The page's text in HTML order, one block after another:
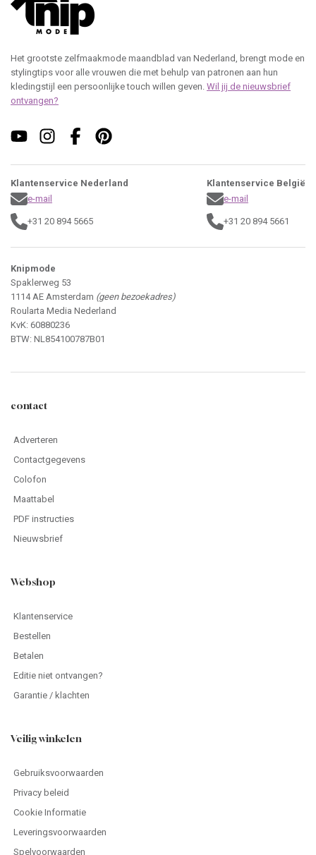
Het grootste zelfmaakmode maandblad van Nederland, brengt mode en
stylingtips voor alle vrouwen die met behulp van patronen aan hun
kledingstijl een persoonlijke touch willen geven. Wil jij de nieuwsbrief
ontvangen?
Klantenservice Nederland
e-mail
+31 20 894 5665
Klantenservice België
e-mail
+31 20 894 5661
Knipmode
Spaklerweg 53
1114 AE Amsterdam (geen bezoekadres)
Roularta Media Nederland
KvK: 60880236
BTW: NL854100787B01
contact
Adverteren
Contactgegevens
Colofon
Maattabel
PDF instructies
Nieuwsbrief
Webshop
Klantenservice
Bestellen
Betalen
Editie niet ontvangen?
Garantie / klachten
Veilig winkelen
Gebruiksvoorwaarden
Privacy beleid
Cookie Informatie
Leveringsvoorwaarden
Spelvoorwaarden